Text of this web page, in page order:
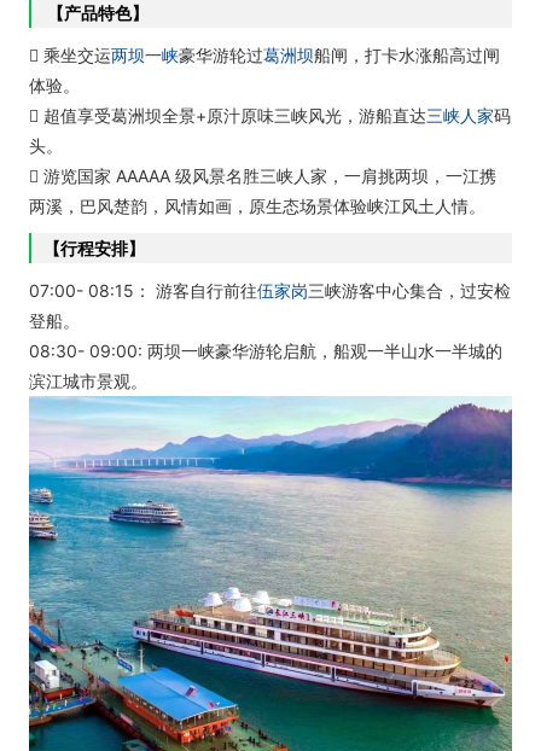
【产品特色】
 乘坐交运两坝一峡豪华游轮过葛洲坝船闸，打卡水涨船高过闸
体验。
 超值享受葛洲坝全景+原汁原味三峡风光，游船直达三峡人家码
头。
 游览国家 AAAAA 级风景名胜三峡人家，一肩挑两坝，一江携
两溪，巴风楚韵，风情如画，原生态场景体验峡江风土人情。
【行程安排】
07:00- 08:15： 游客自行前往伍家岗三峡游客中心集合，过安检
登船。
08:30- 09:00: 两坝一峡豪华游轮启航，船观一半山水一半城的
滨江城市景观。